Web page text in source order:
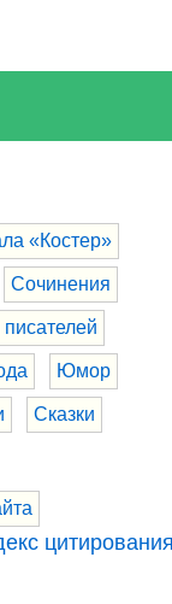
«Костер»
Сочинения
Юмор
Сказки